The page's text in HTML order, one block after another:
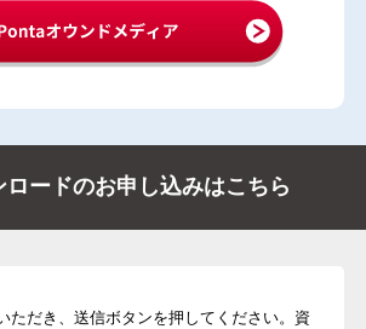
ロードのお申し込みはこちら